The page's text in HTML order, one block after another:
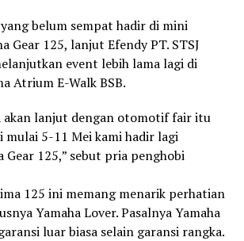
belum sempat hadir di mini
Gear 125, lanjut Efendy PT. STSJ
event lebih lama lagi di
Atrium E-Walk BSB.
akan lanjut dengan otomotif fair itu
mulai 5-11 Mei kami hadir lagi
Gear 125,” sebut pria penghobi
125 ini memang menarik perhatian
Yamaha Lover. Pasalnya Yamaha
luar biasa selain garansi rangka.